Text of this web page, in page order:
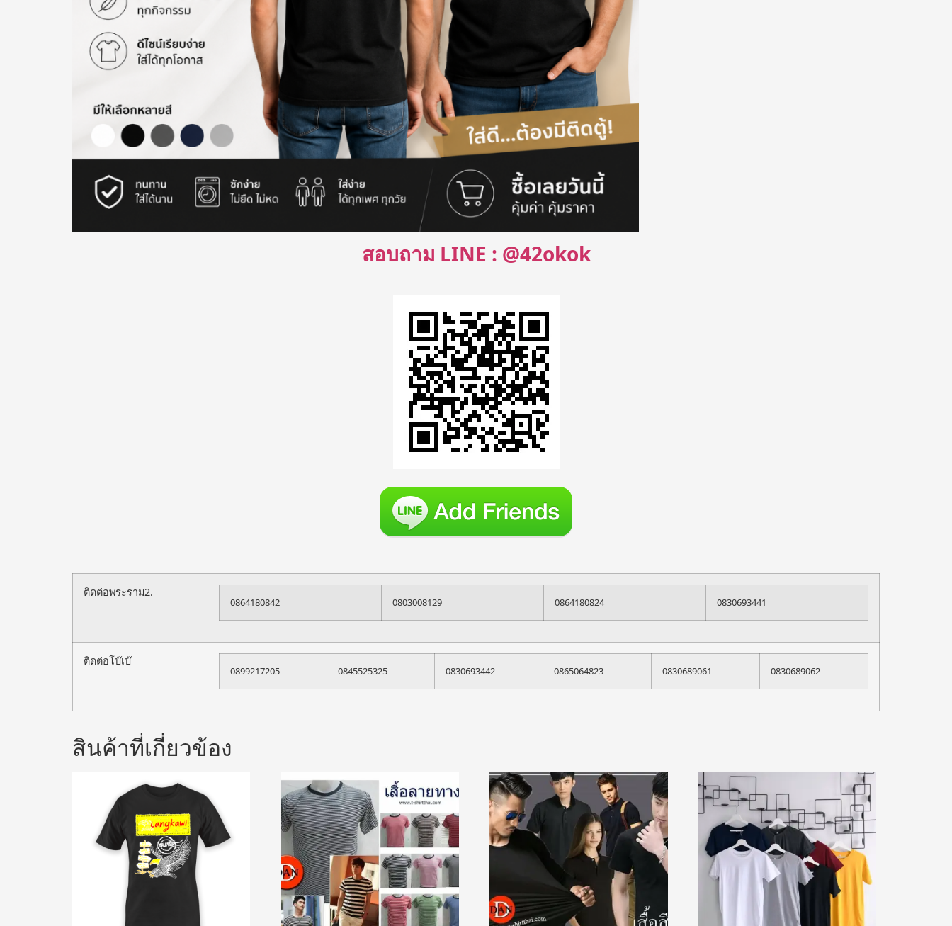
สอบถาม LINE : @42okok
ติดต่อพระราม2.
0864180842 0803008129 0864180824 0830693441
ติดต่อโบ๊เบ๊
0899217205 0845525325 0830693442 0865064823 0830689061 0830689062
สินค้าที่เกี่ยวข้อง